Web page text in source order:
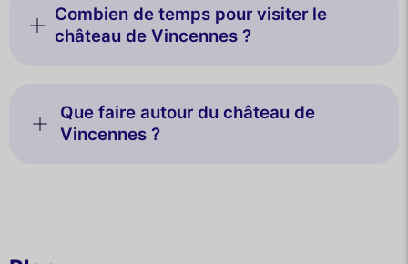
Combien de temps pour visiter le
château de Vincennes ?
Que faire autour du château de
Vincennes ?